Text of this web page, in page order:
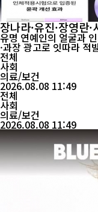
장나라·유진·장영란
어든다” 무더기 적발
유명 연예인의 얼굴과
·과장 광고로 잇따라 적
제가 도마 위에 올랐다. 배우 장나라·유진, 방송인 장영란·서정희 등
이 직접 사업에 참여하
프팅”, “위가 작아진다
의료적 효능이나 신체
으로 나타났다....
전체
사회
의료/보건
2026.08.08 11:49
전체
사회
의료/보건
2026.08.08 11:49